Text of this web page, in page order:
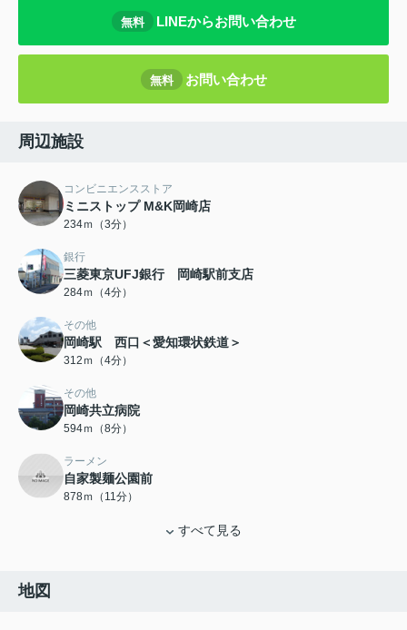
無料 LINEからお問い合わせ
無料 お問い合わせ
周辺施設
コンビニエンスストア
ミニストップ M&K岡崎店
234ｍ（3分）
銀行
三菱東京UFJ銀行 岡崎駅前支店
284ｍ（4分）
その他
岡崎駅 西口＜愛知環状鉄道＞
312ｍ（4分）
その他
岡崎共立病院
594ｍ（8分）
ラーメン
自家製麺公園前
878ｍ（11分）
すべて見る
地図